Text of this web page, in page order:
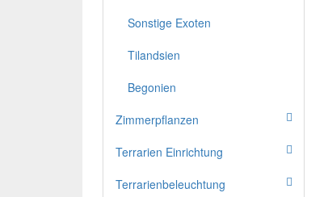
Sonstige Exoten
Tilandsien
Begonien
Zimmerpflanzen
Terrarien Einrichtung
Terrarienbeleuchtung